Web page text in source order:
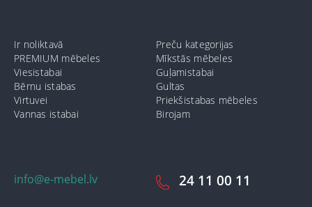
info@e-mebel.lv 24 11 00 11
Ir noliktavā
Preču kategorijas
PREMIUM mēbeles
Mīkstās mēbeles
Viesistabai
Guļamistabai
Bērnu istabas
Gultas
Virtuvei
Priekšistabas mēbeles
Vannas istabai
Birojam